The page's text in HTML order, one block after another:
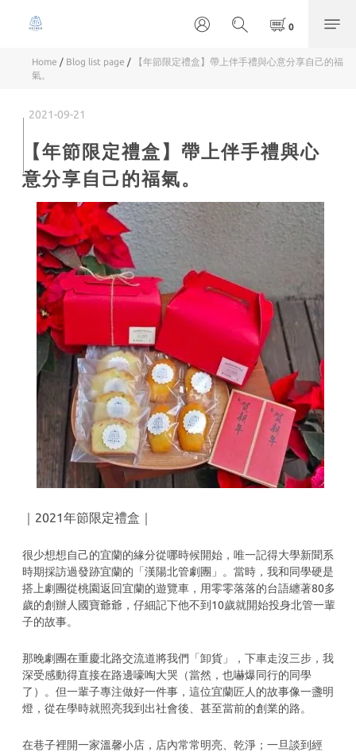
Home / Blog list page /
【年節限定禮盒】帶上伴手禮與心意分享自己的福
氣。
2021-09-21
【年節限定禮盒】帶上伴手禮與心
意分享自己的福氣。
｜ 2021年節限定禮盒 ｜
很少想想自己的宜蘭的緣分從哪時候開始，唯一記得大學新聞系
時期採訪過發跡宜蘭的「漢陽北管劇團」。當時，我和同學硬是
搭上劇團從桃園返回宜蘭的遊覽車，用零零落落的台語纏著80多
歲的創辦人國寶爺爺，仔細記下他不到10歲就開始投身北管一輩
子的故事。
那晚劇團在重慶北路交流道將我們「卸貨」，下車走沒三步，我
深受感動得直接在路邊嚎啕大哭（當然，也嚇爆同行的同學
了）。但一輩子專注做好一件事，這位宜蘭匠人的故事像一盞明
燈，從在學時就照亮我到出社會後、甚至當前的創業的路。
在巷子裡開一家溫馨小店，店內常常明亮、乾淨；一旦談到經